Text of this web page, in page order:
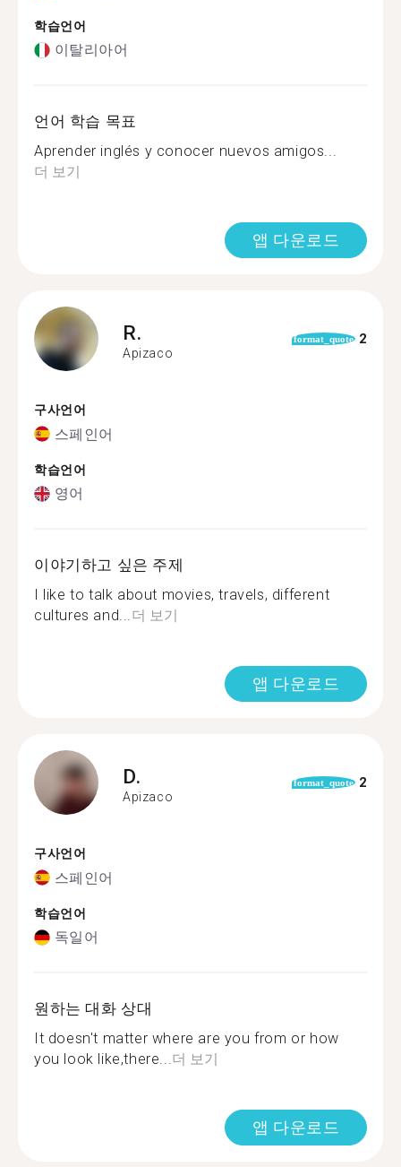
학습언어
이탈리아어
언어 학습 목표
Aprender inglés y conocer nuevos amigos...
더 보기
앱 다운로드
R.
Apizaco
format_quote 2
구사언어
스페인어
학습언어
영어
이야기하고 싶은 주제
I like to talk about movies, travels, different
cultures and...더 보기
앱 다운로드
D.
Apizaco
format_quote 2
구사언어
스페인어
학습언어
독일어
원하는 대화 상대
It doesn't matter where are you from or how
you look like,there...더 보기
앱 다운로드